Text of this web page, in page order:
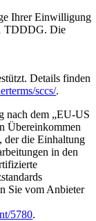
Ihrer Einwilligung
TDDDG. Die
Details finden
sccs/.
nach dem „EU-US
Übereinkommen
der die Einhaltung
in den
Sie vom Anbieter
5780.